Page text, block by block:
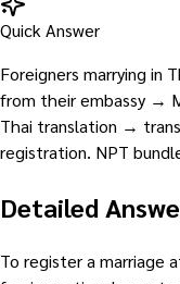
Quick Answer
Foreigners marrying in
from their embassy →
Thai translation →
registration. NPT
Detailed
To register a marriage